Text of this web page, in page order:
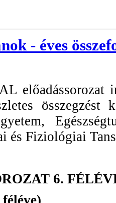
- éves
előadássorozat
és Fiziológiai
6.